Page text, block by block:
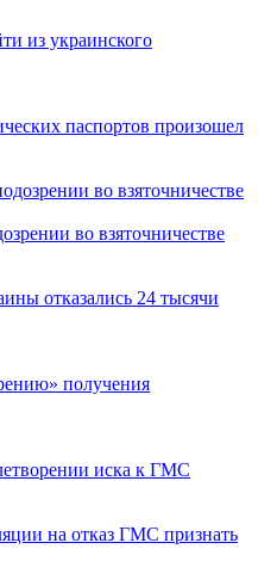
из украинского
паспортов произошел
во взяточничестве
отказались 24 тысячи
получения
иска к ГМС
на отказ ГМС признать